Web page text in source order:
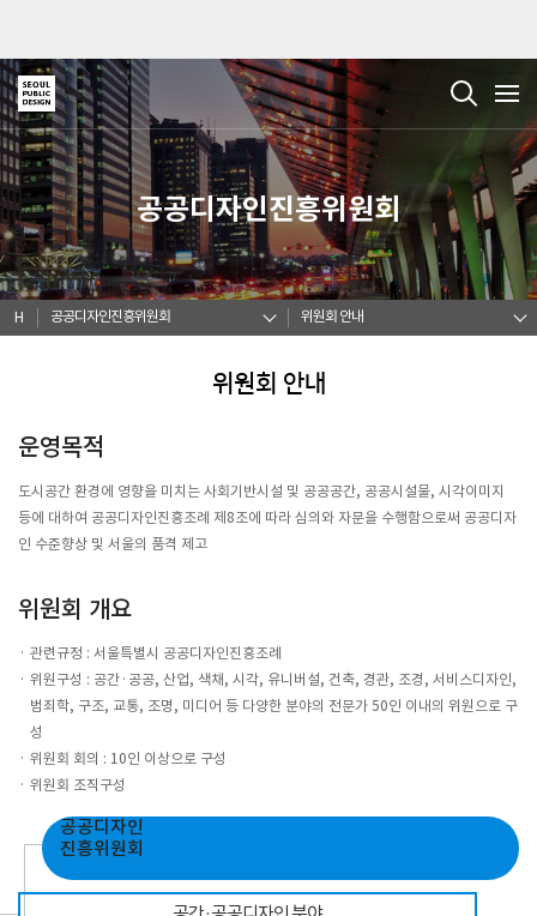
공공디자인진흥위원회
H 공공디자인진흥위원회 위원회 안내
위원회 안내
운영목적
도시공간 환경에 영향을 미치는 사회기반시설 및 공공공간, 공공시설물, 시각이미지
등에 대하여 공공디자인진흥조례 제8조에 따라 심의와 자문을 수행함으로써 공공디자
인 수준향상 및 서울의 품격 제고
위원회 개요
관련규정 : 서울특별시 공공디자인진흥조례
위원구성 : 공간·공공, 산업, 색채, 시각, 유니버설, 건축, 경관, 조경, 서비스디자인,
범죄학, 구조, 교통, 조명, 미디어 등 다양한 분야의 전문가 50인 이내의 위원으로 구
성
위원회 회의 : 10인 이상으로 구성
위원회 조직구성
공공디자인
진흥위원회